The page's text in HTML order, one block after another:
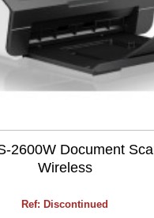
2600W Document
Wireless
Ref: Discontinued